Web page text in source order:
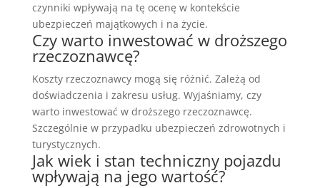
czynniki wpływają na tę ocenę w kontekście
ubezpieczeń majątkowych i na życie.
Czy warto inwestować w droższego
rzeczoznawcę?
Koszty rzeczoznawcy mogą się różnić. Zależą od
doświadczenia i zakresu usług. Wyjaśniamy, czy
warto inwestować w droższego rzeczoznawcę.
Szczególnie w przypadku ubezpieczeń zdrowotnych i
turystycznych.
Jak wiek i stan techniczny pojazdu
wpływają na jego wartość?